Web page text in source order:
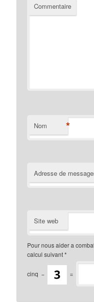
Commentaire
Nom *
Adresse de
Site web
Pour nous aider a
calcul suivant*
cinq − =